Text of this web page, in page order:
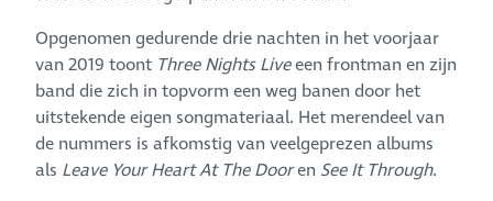
Opgenomen gedurende drie nachten in het voorjaar
van 2019 toont Three Nights Liveeen frontman en zijn
band die zich in topvorm een weg banen door het
uitstekende eigen songmateriaal. Het merendeel van
de nummers is afkomstig van veelgeprezen albums
als Leave Your Heart At The Dooren See It Through.